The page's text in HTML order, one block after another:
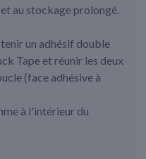
au stockage prolongé.
un adhésif double
Tape et réunir les deux
(face adhésive à
à l'intérieur du